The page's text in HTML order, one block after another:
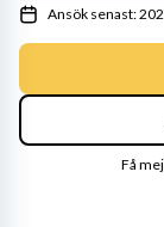
Ansök senast:
Få